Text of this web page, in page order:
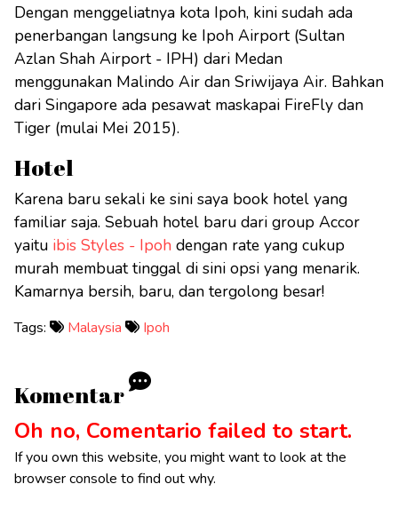
Dengan menggeliatnya kota Ipoh, kini sudah ada
penerbangan langsung ke Ipoh Airport (Sultan
Azlan Shah Airport - IPH) dari Medan
menggunakan Malindo Air dan Sriwijaya Air. Bahkan
dari Singapore ada pesawat maskapai FireFly dan
Tiger (mulai Mei 2015).
Hotel
Karena baru sekali ke sini saya book hotel yang
familiar saja. Sebuah hotel baru dari group Accor
yaitu ibis Styles - Ipoh dengan rate yang cukup
murah membuat tinggal di sini opsi yang menarik.
Kamarnya bersih, baru, dan tergolong besar!
Tags: Malaysia Ipoh
Komentar
Oh no, Comentario failed to start.
If you own this website, you might want to look at the
browser console to find out why.